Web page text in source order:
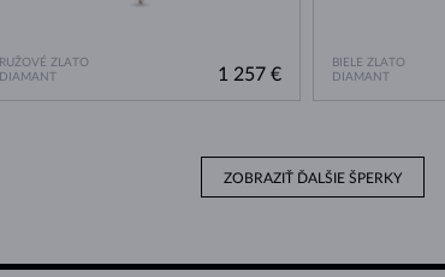
RUŽOVÉ ZLATO
DIAMANT
1 257 €
BIELE ZLATO
DIAMANT
ZOBRAZIŤ ĎALŠIE ŠPERKY